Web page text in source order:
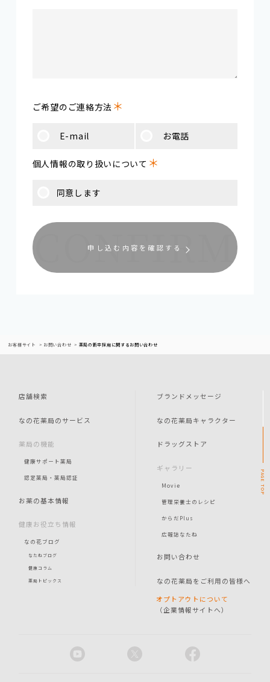
ご希望のご連絡方法 ＊
E-mail お電話
個人情報の取り扱いについて ＊
同意します
申し込む内容を確認する
お客様サイト お問い合わせ 薬局の新卒採用に関するお問い合わせ
店舗検索
なの花薬局のサービス
薬局の機能
健康サポート薬局
認定薬局・薬局認証
お薬の基本情報
健康お役立ち情報
なの花ブログ
なたねブログ
健康コラム
薬局トピックス
ブランドメッセージ
なの花薬局キャラクター
ドラッグストア
ギャラリー
Movie
管理栄養士のレシピ
からだPlus
広報誌なたね
お問い合わせ
なの花薬局をご利用の皆様へ
オプトアウトについて
（企業情報サイトへ）
PAGE
TOP